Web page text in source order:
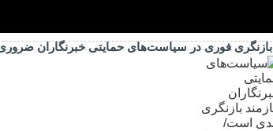
بازنگری فوری در سیاست‌های حمایتی خبرنگاران ضروری